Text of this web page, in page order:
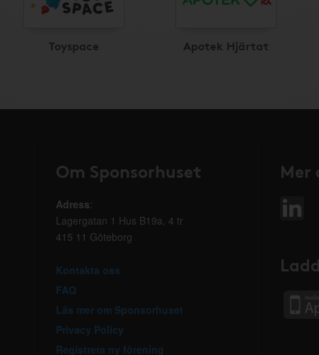
Toyspace Apotek Hjärtat
Om Sponsorhuset
Adress:
Lagergatan 1 Hus B19a, 4 tr
415 11 Göteborg
Kontakta oss
FAQ
Läs mer om Sponsorhuset
Privacy Policy
Registrera ny förening
Mer